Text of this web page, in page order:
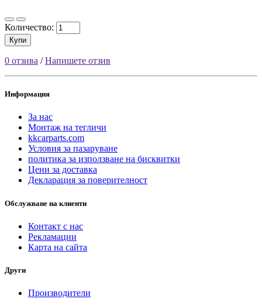
Количество:
Купи
0 отзива /Напишете отзив
Информация
За нас
Монтаж на тегличи
kkcarparts.com
Условия за пазаруване
политика за използване на бисквитки
Цени за доставка
Декларация за поверителност
Обслужване на клиенти
Контакт с нас
Рекламации
Карта на сайта
Други
Производители